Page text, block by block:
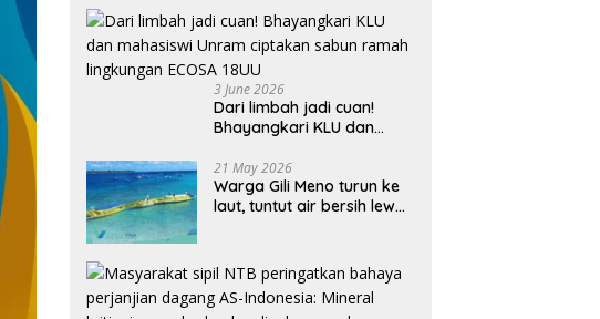
3 June 2026
Dari limbah jadi cuan!
Bhayangkari KLU dan
sabun ramah lingkungan
ECOSA 18UU
21 May 2026
Warga Gili Meno turun ke
laut, tuntut air bersih lewat